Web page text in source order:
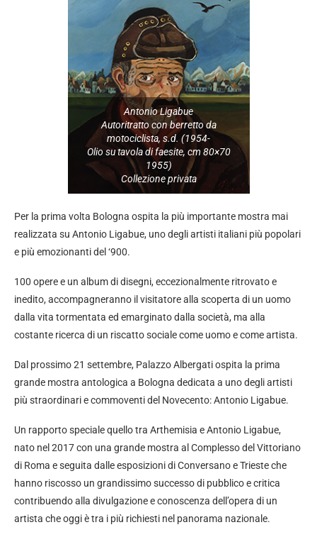
Antonio Ligabue
Autoritratto con berretto da
motociclista, s.d. (1954-
Olio su tavola di faesite, cm 80×70
1955)
Collezione privata
Per la prima volta Bologna ospita la più importante mostra mai
realizzata su Antonio Ligabue, uno degli artisti italiani più popolari
e più emozionanti del ‘900.
100 opere e un album di disegni, eccezionalmente ritrovato e
inedito, accompagneranno il visitatore alla scoperta di un uomo
dalla vita tormentata ed emarginato dalla società, ma alla
costante ricerca di un riscatto sociale come uomo e come artista.
Dal prossimo 21 settembre, Palazzo Albergati ospita la prima
grande mostra antologica a Bologna dedicata a uno degli artisti
più straordinari e commoventi del Novecento: Antonio Ligabue.
Un rapporto speciale quello tra Arthemisia e Antonio Ligabue,
nato nel 2017 con una grande mostra al Complesso del Vittoriano
di Roma e seguita dalle esposizioni di Conversano e Trieste che
hanno riscosso un grandissimo successo di pubblico e critica
contribuendo alla divulgazione e conoscenza dell’opera di un
artista che oggi è tra i più richiesti nel panorama nazionale.